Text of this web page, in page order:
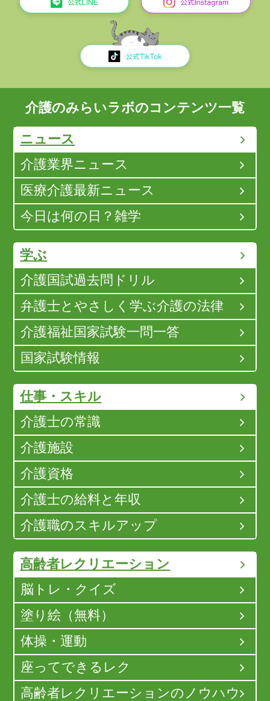
介護のみらいラボのコンテンツ一覧
ニュース
介護業界ニュース
医療介護最新ニュース
今日は何の日？雑学
学ぶ
介護国試過去問ドリル
弁護士とやさしく学ぶ介護の法律
介護福祉国家試験一問一答
国家試験情報
仕事・スキル
介護士の常識
介護施設
介護資格
介護士の給料と年収
介護職のスキルアップ
高齢者レクリエーション
脳トレ・クイズ
塗り絵（無料）
体操・運動
座ってできるレク
高齢者レクリエーションのノウハウ